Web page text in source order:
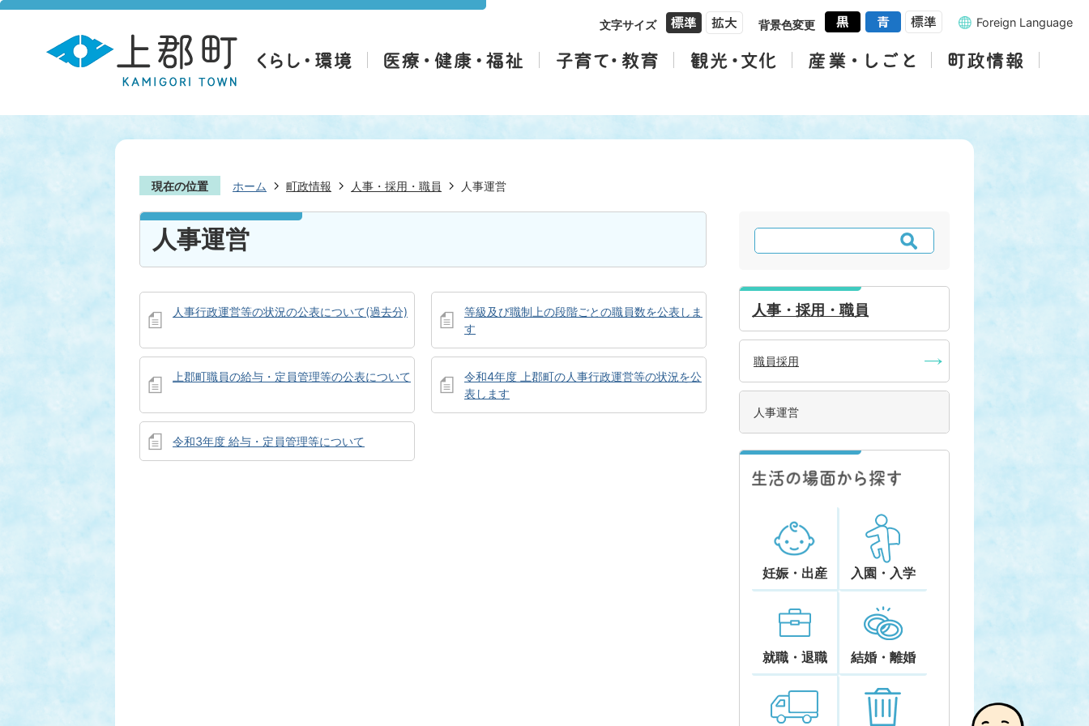
文字サイズ 背景色変更 Foreign Language
現在の位置 ホーム 町政情報 人事・採用・職員 人事運営
人事運営
人事行政運営等の状況の公表について(過去分)
等級及び職制上の段階ごとの職員数を公表しま
す
上郡町職員の給与・定員管理等の公表について
令和4年度 上郡町の人事行政運営等の状況を公
表します
令和3年度 給与・定員管理等について
検
索
人事・採用・職員
職員採用
人事運営
妊娠・出産 入園・入学
就職・退職 結婚・離婚